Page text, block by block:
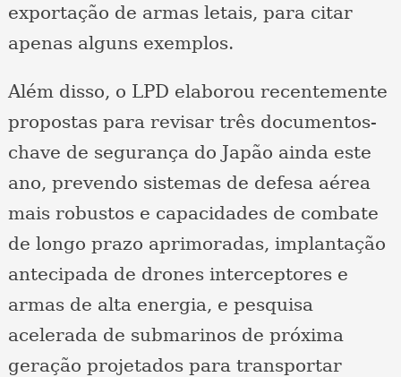
exportação de armas letais, para citar
apenas alguns exemplos.
Além disso, o LPD elaborou recentemente
propostas para revisar três documentos-
chave de segurança do Japão ainda este
ano, prevendo sistemas de defesa aérea
mais robustos e capacidades de combate
de longo prazo aprimoradas, implantação
antecipada de drones interceptores e
armas de alta energia, e pesquisa
acelerada de submarinos de próxima
geração projetados para transportar